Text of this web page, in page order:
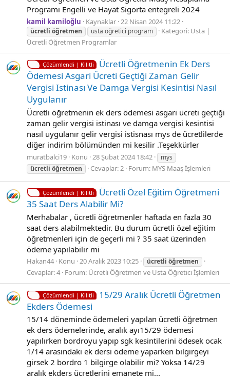
Programı Engelli ve Hayat Sigorta entegreli 2024
kamil kamiloğlu Kaynaklar 22 Nisan 2024 11:22
ücretli öğretmen usta öğretici program Kategori: Usta |
Ücretli Öğretmen Programlar
Çözümlendi | Kilitli
Ücretli Öğretmenin Ek Ders
Ödemesi Asgari Ücreti Geçtiği Zaman Gelir
Vergisi Istinası Ve Damga Vergisi Kesintisi Nasıl
Uygulanır
Ücretli öğretmenin ek ders ödemesi asgari ücreti geçtiği
zaman gelir vergisi istinası ve damga vergisi kesintisi
nasıl uygulanır gelir vergisi istisnası mys de ücretlilerde
diğer indirim bölümünden mi kesilir .Teşekkürler
muratbalci19 Konu 28 Şubat 2024 18:42
mys
ücretli öğretmen Cevaplar: 2 Forum: MYS Maaş İşlemleri
Çözümlendi | Kilitli
Ücretli Özel Eğitim Öğretmeni
35 Saat Ders Alabilir Mi?
Merhabalar , ücretli öğretmenler haftada en fazla 30
saat ders alabilmektedir. Bu durum ücretli özel eğitim
öğretmenleri için de geçerli mi ? 35 saat üzerinden
ödeme yapılabilir mi
Hakan44 Konu 20 Aralık 2023 10:25 ücretli öğretmen
Cevaplar: 4 Forum: Ücretli Öğretmen ve Usta Öğretici İşlemleri
Çözümlendi | Kilitli
15/29 Aralık Ücretli Öğretmen
Ekders Ödemesi
15/14 döneminde ödemeleri yapılan ücretli öğretmen
ek ders ödemelerinde, aralık ayı15/29 ödemesi
yapılırken bordroyu yapıp sgk kesintilerini ödesek ocak
1/14 arasındaki ek dersi ödeme yaparken bilgirgeyi
girsek 2 bordro 1 bilgirge olabilir mi? Yoksa 14/29
aralık ekders ücretlerini emanete mi...